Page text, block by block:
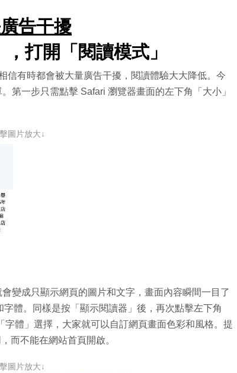
告干擾
打開「閱讀模式」
信有時都會被大量廣告干擾，閱讀體驗大大降低。今
第一步只需點擊 Safari 瀏覽器畫面的左下角「大小」
圖片放大↓
變成只顯示網頁的圖片和文字，畫面內容瞬間一目了
體。同樣是按「顯示閱讀器」後，再次點擊左下角
字體」選擇，大家就可以自訂網頁畫面色彩和風格。提
而不能在網站首頁開啟。
圖片放大↓